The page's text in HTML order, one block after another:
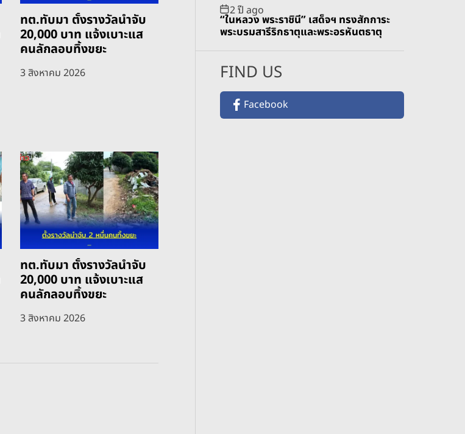
ทต.ทับมา ตั้งรางวัลนำจับ
20,000 บาท แจ้งเบาะแส
คนลักลอบทิ้งขยะ
3 สิงหาคม 2026
ทต.ทับมา ตั้งรางวัลนำจับ
20,000 บาท แจ้งเบาะแส
คนลักลอบทิ้งขยะ
3 สิงหาคม 2026
2 ปี ago
“ในหลวง พระราชินี” เสด็จฯ ทรงสักการะ
พระบรมสารีริกธาตุและพระอรหันตธาตุ
FIND US
Facebook